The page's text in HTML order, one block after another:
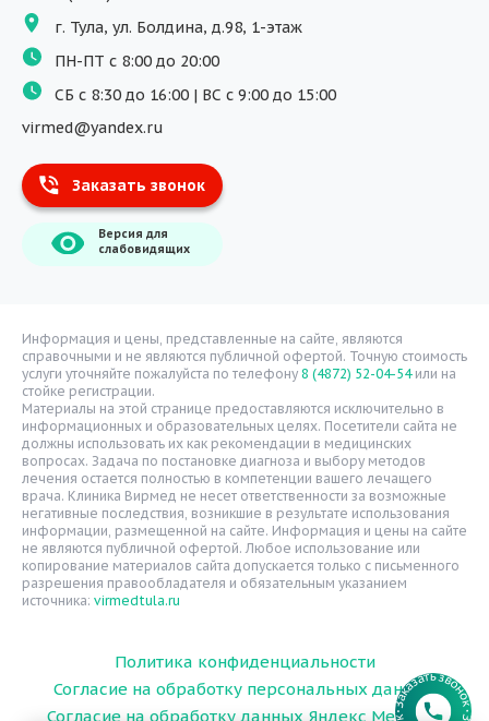
Физиотерапия
ДМС
Массаж
Тест на хеликобактер
Информация
О компании
Расписание врачей
Надзорные органы
Статьи
Вопрос-ответ
Видео
Вакансии
Карта сайта
Контакты
г. Тула, ул. Болдина, д.98, 1-этаж
ПН-ПТ с 8:00 до 20:00
СБ с 8:30 до 16:00 | ВС с 9:00 до 15:00
virmed@yandex.ru
Заказать звонок
Версия для
слабовидящих
Информация и цены, представленные на сайте, являются
справочными и не являются публичной офертой. Точную стоимость
услуги уточняйте пожалуйста по телефону 8 (4872) 52-04-54или на
стойке регистрации.
Материалы на этой странице предоставляются исключительно в
информационных и образовательных целях. Посетители сайта не
должны использовать их как рекомендации в медицинских
вопросах. Задача по постановке диагноза и выбору методов
лечения остается полностью в компетенции вашего лечащего
врача. Клиника Вирмед не несет ответственности за возможные
негативные последствия, возникшие в результате использования
информации, размещенной на сайте. Информация и цены на сайте
не являются публичной офертой. Любое использование или
копирование материалов сайта допускается только с письменного
разрешения правообладателя и обязательным указанием
источника: virmedtula.ru
Политика конфиденциальности
Согласие на обработку персональных данных
Согласие на обработку данных Яндекс Метрика